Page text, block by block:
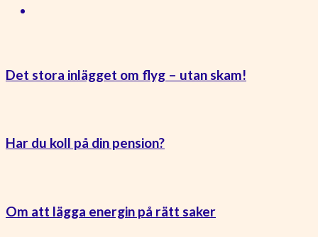
Det stora inlägget om flyg – utan skam!
Har du koll på din pension?
Om att lägga energin på rätt saker